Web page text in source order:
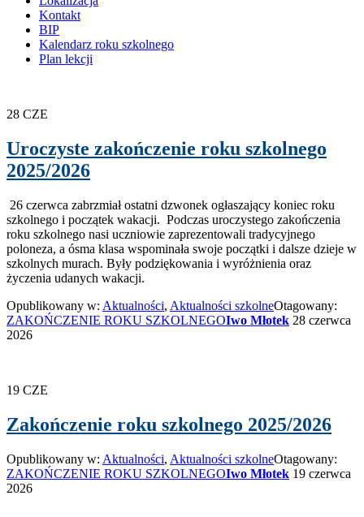
Kontakt
BIP
Kalendarz roku szkolnego
Plan lekcji
28 CZE
Uroczyste zakończenie roku szkolnego
2025/2026
26 czerwca zabrzmiał ostatni dzwonek ogłaszający koniec roku
szkolnego i początek wakacji. Podczas uroczystego zakończenia
roku szkolnego nasi uczniowie zaprezentowali tradycyjnego
poloneza, a ósma klasa wspominała swoje początki i dalsze dzieje w
szkolnych murach. Były podziękowania i wyróżnienia oraz
życzenia udanych wakacji.
Opublikowany w: Aktualności, Aktualności szkolneOtagowany:
ZAKOŃCZENIE ROKU SZKOLNEGOIwo Młotek 28 czerwca
2026
19 CZE
Zakończenie roku szkolnego 2025/2026
Opublikowany w: Aktualności, Aktualności szkolneOtagowany:
ZAKOŃCZENIE ROKU SZKOLNEGOIwo Młotek 19 czerwca
2026